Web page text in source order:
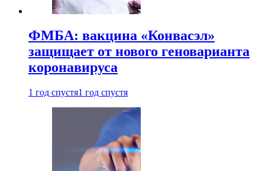
ФМБА: вакцина «Конвасэл»
защищает от нового геноварианта
коронавируса
1 год спустя1 год спустя